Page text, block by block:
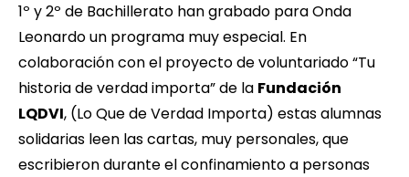
1º y 2º de Bachillerato han grabado para Onda
Leonardo un programa muy especial. En
colaboración con el proyecto de voluntariado “Tu
historia de verdad importa” de la Fundación
LQDVI, (Lo Que de Verdad Importa) estas alumnas
solidarias leen las cartas, muy personales, que
escribieron durante el confinamiento a personas